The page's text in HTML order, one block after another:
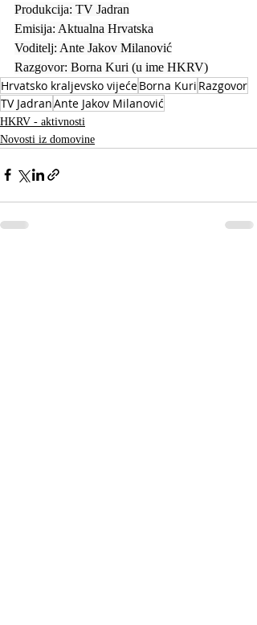
Produkcija: TV Jadran
Emisija: Aktualna Hrvatska
Voditelj: Ante Jakov Milanović
Razgovor: Borna Kuri (u ime HKRV)
Hrvatsko kraljevsko vijećeBorna Kuri Razgovor
TV JadranAnte Jakov Milanović
HKRV - aktivnosti
Novosti iz domovine